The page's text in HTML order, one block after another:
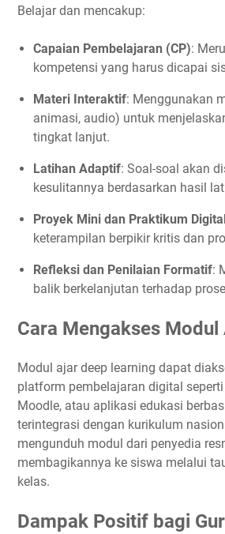
Belajar dan mencakup:
Capaian Pembelajaran (CP):
kompetensi yang harus dicapai
Materi Interaktif: Menggunakan
animasi, audio) untuk
tingkat lanjut.
Latihan Adaptif: Soal-soal akan
kesulitannya berdasarkan hasil
Proyek Mini dan Praktikum
keterampilan berpikir kritis dan
Refleksi dan Penilaian Formatif:
balik berkelanjutan terhadap
Cara Mengakses Modul
Modul ajar deep learning dapat
platform pembelajaran digital
Moodle, atau aplikasi edukasi
terintegrasi dengan kurikulum
mengunduh modul dari penyedia
membagikannya ke siswa melalui
kelas.
Dampak Positif bagi